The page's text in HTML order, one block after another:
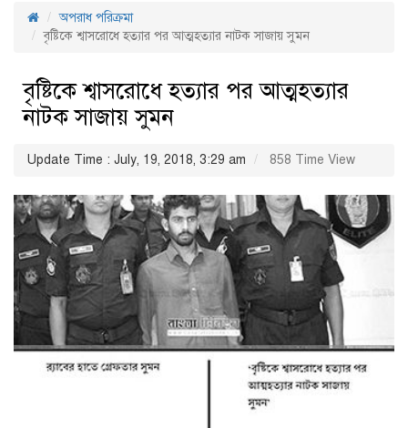
অপরাধ পরিক্রমা
বৃষ্টিকে শ্বাসরোধে হত্যার পর আত্মহত্যার নাটক সাজায় সুমন
বৃষ্টিকে শ্বাসরোধে হত্যার পর আত্মহত্যার
নাটক সাজায় সুমন
Update Time : July, 19, 2018, 3:29 am 858 Time View